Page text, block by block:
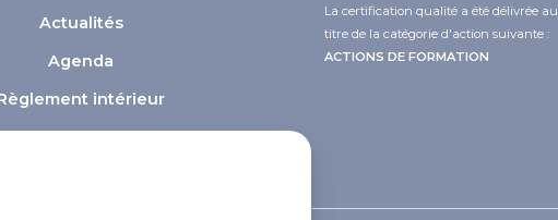
Actualités
Agenda
intérieur
La certification qualité a été délivrée au
titre de la catégorie d'action suivante :
ACTIONS DE FORMATION